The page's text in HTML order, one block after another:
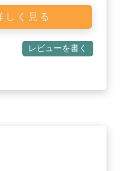
しく見る
レビューを書く